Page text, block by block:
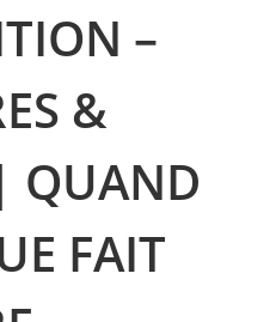
–
&
QUAND
FAIT